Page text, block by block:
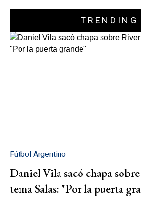
TRENDING
Fútbol Argentino
Daniel Vila sacó chapa
tema Salas: "Por la puerta